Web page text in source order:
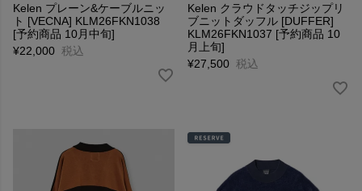
Kelen プレーン&ケーブルニッ
ト [VECNA] KLM26FKN1038
[予約商品 10月中旬]
¥22,000 税込
Kelen クラウドタッチジップリ
ブニットダッフル [DUFFER]
KLM26FKN1037 [予約商品 10
月上旬]
¥27,500 税込